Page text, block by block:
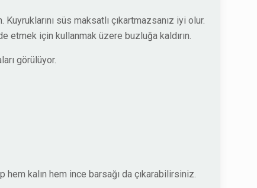
Kuyruklarını süs maksatlı çıkartmazsanız iyi olur.
etmek için kullanmak üzere buzluğa kaldırın.
görülüyor.
kalın hem ince barsağı da çıkarabilirsiniz.